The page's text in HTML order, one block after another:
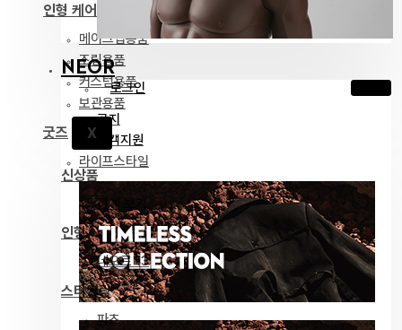
인형 케어
메이크업용품
조립용품
커스텀용품
보관용품
굿즈
라이프스타일
NEOR
로그인
X
공지
고객지원
신상품
전체 보기
인형
네오르 13
스타일링
파츠